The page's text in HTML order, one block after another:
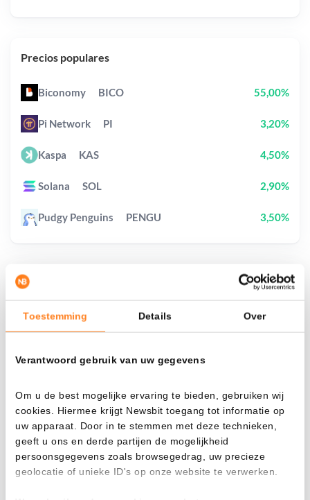
Toestemming Details Over
Verantwoord gebruik van uw gegevens
Om u de best mogelijke ervaring te bieden, gebruiken wij
cookies. Hiermee krijgt Newsbit toegang tot informatie op
uw apparaat. Door in te stemmen met deze technieken,
geeft u ons en derde partijen de mogelijkheid
persoonsgegevens zoals browsegedrag, uw precieze
geolocatie of unieke ID's op onze website te verwerken.
Mira cuánto valor tendrías hoy si hubieras
aplicado el dollar-cost averaging en distintas
Cada
Precios populares
Biconomy BICO 55,00%
Pi Network PI 3,20%
Kaspa KAS 4,50%
Solana SOL 2,90%
Pudgy Penguins PENGU 3,50%